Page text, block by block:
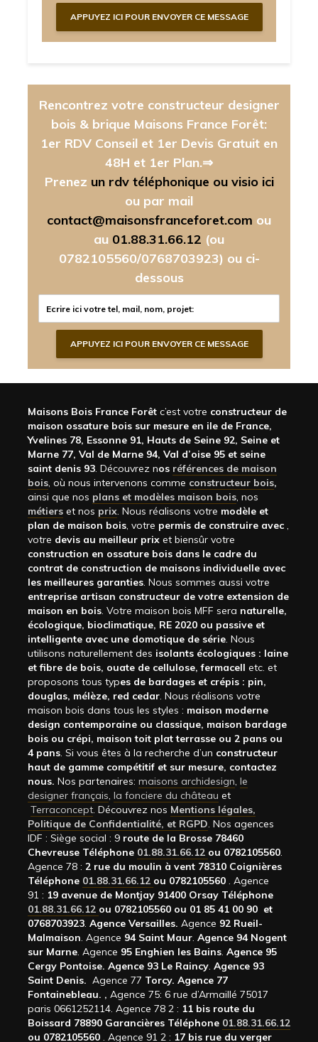
Rencontrez votre constructeur designer
bois & brique Maisons France Forêt:
1er RDV Conseil et 1er Devis Gratuit en
48H et 1er Plan.⇒
Prenez un rdv téléphonique ou visio ici
ou par mail
contact@maisonsfranceforet.com ou
au 01.88.31.66.12 (ou
0782105560/0768703923) ou ci-
dessous
Maisons Bois France Forêt c’est votre constructeur de
maison ossature bois sur mesure en ile de France,
Yvelines 78, Essonne 91, Hauts de Seine 92, Seine et
Marne 77, Val de Marne 94, Val d’oise 95 et seine
saint denis 93. Découvrez nos références de maison
bois, où nous intervenons comme constructeur bois,
ainsi que nos plans et modèles maison bois, nos
métiers et nos prix. Nous réalisons votre modèle et
plan de maison bois, votre permis de construire avec ,
votre devis au meilleur prix et biensûr votre
construction en ossature bois dans le cadre du
contrat de construction de maisons individuelle avec
les meilleures garanties. Nous sommes aussi votre
entreprise artisan constructeur de votre extension de
maison en bois. Votre maison bois MFF sera naturelle,
écologique, bioclimatique, RE 2020 ou passive et
intelligente avec une domotique de série. Nous
utilisons naturellement des isolants écologiques : laine
et fibre de bois, ouate de cellulose, fermacell etc. et
proposons tous types de bardages et crépis : pin,
douglas, mélèze, red cedar. Nous réalisons votre
maison bois dans tous les styles : maison moderne
design contemporaine ou classique, maison bardage
bois ou crépi, maison toit plat terrasse ou 2 pans ou
4 pans. Si vous êtes à la recherche d’un constructeur
haut de gamme compétitif et sur mesure, contactez
nous. Nos partenaires: maisons archidesign, le
designer français, la fonciere du château et
Terraconcept. Découvrez nos Mentions légales,
Politique de Confidentialité, et RGPD. Nos agences
IDF : Siège social : 9 route de la Brosse 78460
Chevreuse Téléphone 01.88.31.66.12 ou 0782105560.
Agence 78 : 2 rue du moulin à vent 78310 Coignières
Téléphone 01.88.31.66.12 ou 0782105560 . Agence
91 : 19 avenue de Montjay 91400 Orsay Téléphone
01.88.31.66.12 ou 0782105560 ou 01 85 41 00 90 et
0768703923. Agence Versailles. Agence 92 Rueil-
Malmaison. Agence 94 Saint Maur. Agence 94 Nogent
sur Marne. Agence 95 Enghien les Bains. Agence 95
Cergy Pontoise. Agence 93 Le Raincy. Agence 93
Saint Denis. Agence 77 Torcy. Agence 77
Fontainebleau. , Agence 75: 6 rue d’Armaillé 75017
paris 0661252114. Agence 78 2 : 11 bis route du
Boissard 78890 Garancières Téléphone 01.88.31.66.12
ou 0782105560 . Agence 91 2 : 17 bis rue du verger